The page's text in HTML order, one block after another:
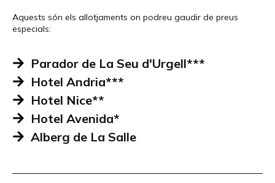
Aquests són els allotjaments on podreu gaudir de preus
especials:
Parador de La Seu d'Urgell***
Hotel Andria***
Hotel Nice**
Hotel Avenida*
Alberg de La Salle